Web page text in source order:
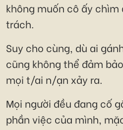
không muốn cô ấy
trách.
Suy cho cùng, dù ai
cũng không thể đảm
mọi t/ai n/ạn xảy ra.
Mọi người đều đang cố
phần việc của mình,